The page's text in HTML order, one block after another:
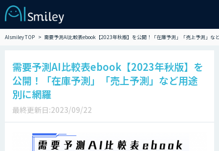
AIsmiley TOP 需要予測AI比較表ebook【2023年秋版】を公開！「在庫予測」「売上予測」な
需要予測AI比較表ebook【2023年秋版】を
公開！「在庫予測」「売上予測」など用途
別に網羅
最終更新日:2023/09/22